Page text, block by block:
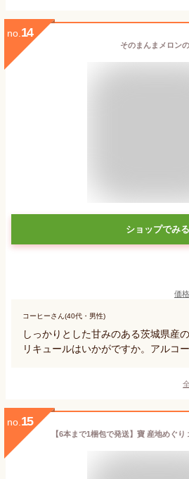
no. 14
そのまんまメロン
ショップでみる
価
コーヒーさん(40代・男性)
しっかりとした甘みのある茨城県産
リキュールはいかがですか。アルコ
no. 15